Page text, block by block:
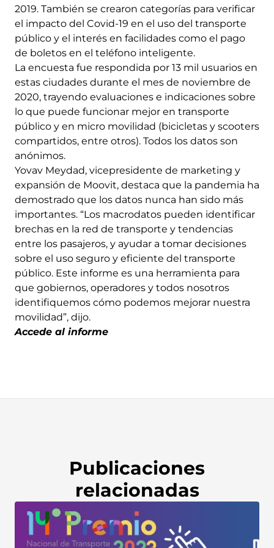
2019. También se crearon categorías para verificar
el impacto del Covid-19 en el uso del transporte
público y el interés en facilidades como el pago
de boletos en el teléfono inteligente.
La encuesta fue respondida por 13 mil usuarios en
estas ciudades durante el mes de noviembre de
2020, trayendo evaluaciones e indicaciones sobre
lo que puede funcionar mejor en transporte
público y en micro movilidad (bicicletas y scooters
compartidos, entre otros). Todos los datos son
anónimos.
Yovav Meydad, vicepresidente de marketing y
expansión de Moovit, destaca que la pandemia ha
demostrado que los datos nunca han sido más
importantes. “Los macrodatos pueden identificar
brechas en la red de transporte y tendencias
entre los pasajeros, y ayudar a tomar decisiones
sobre el uso seguro y eficiente del transporte
público. Este informe es una herramienta para
que gobiernos, operadores y todos nosotros
identifiquemos cómo podemos mejorar nuestra
movilidad”, dijo.
Accede al informe
Publicaciones
relacionadas